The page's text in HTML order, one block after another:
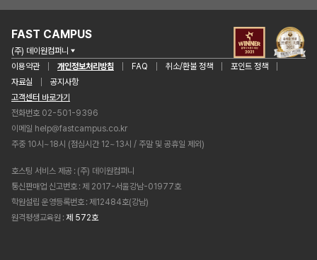
FAST CAMPUS
(주) 데이원컴퍼니
이용약관
개인정보처리방침 FAQ 취소/환불 정책
포인트 정책
자료실
공지사항
고객센터 바로가기
전화번호 02-501-9396
이메일 help@fastcampus.co.kr
주중 10시~18시 (점심시간 12~13시 / 주말 및 공휴일 제외)
호스팅 서비스 제공 (주) 데이원컴퍼니
통신판매업 신고번호 제 2017-서울강남-01977호
학원설립 운영등록번호 제12484호(강남)
원격평생교육원 제 572호